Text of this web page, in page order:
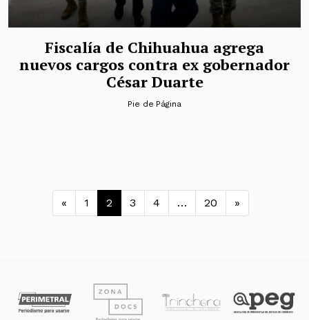
Fiscalía de Chihuahua agrega
nuevos cargos contra ex gobernador
César Duarte
Pie de Página
Navegación de entradas
« 1 2 3 4 … 20 »